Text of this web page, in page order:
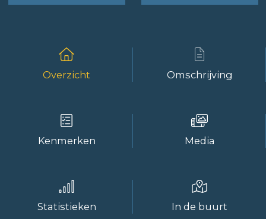
Overzicht Omschrijving
Kenmerken Media
Statistieken In de buurt